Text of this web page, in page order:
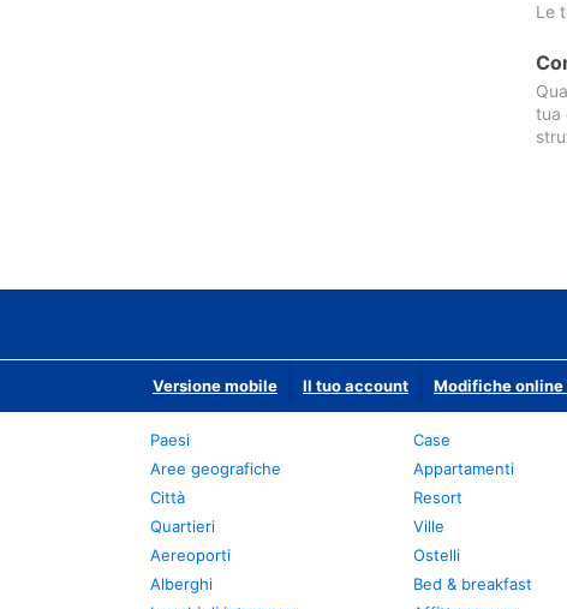
Le
tua
Versione mobile Il tuo account Modifiche
Paesi
Aree geografiche
Città
Quartieri
Aereoporti
Alberghi
Case
Appartamenti
Resort
Ville
Ostelli
Bed & breakfast